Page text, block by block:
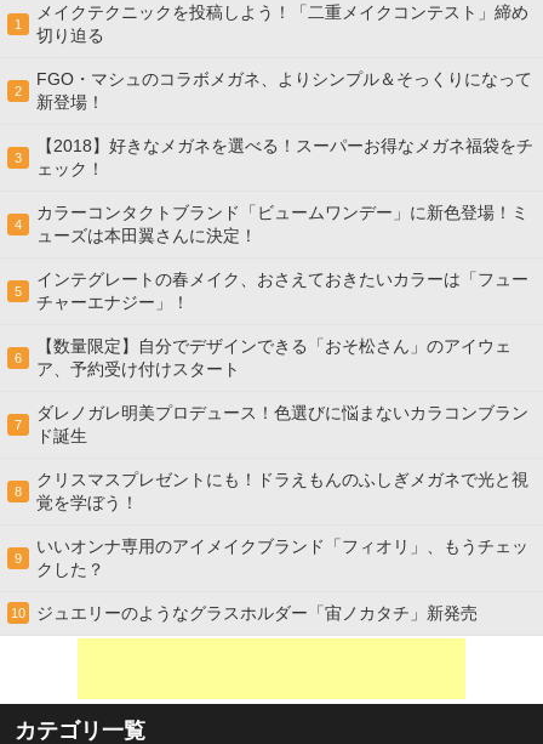
1
メイクテクニックを投稿しよう！「二重メイクコンテスト」締め
切り迫る
2
FGO・マシュのコラボメガネ、よりシンプル＆そっくりになって
新登場！
3
【2018】好きなメガネを選べる！スーパーお得なメガネ福袋をチ
ェック！
4
カラーコンタクトブランド「ビュームワンデー」に新色登場！ミ
ューズは本田翼さんに決定！
5
インテグレートの春メイク、おさえておきたいカラーは「フュー
チャーエナジー」！
6
【数量限定】自分でデザインできる「おそ松さん」のアイウェ
ア、予約受け付けスタート
7
ダレノガレ明美プロデュース！色選びに悩まないカラコンブラン
ド誕生
8
クリスマスプレゼントにも！ドラえもんのふしぎメガネで光と視
覚を学ぼう！
9
いいオンナ専用のアイメイクブランド「フィオリ」、もうチェッ
クした？
10 ジュエリーのようなグラスホルダー「宙ノカタチ」新発売
カテゴリ一覧